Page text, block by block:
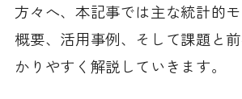
方々へ、本記事では主な統計的
概要、活用事例、そして課題と
かりやすく解説していきます。